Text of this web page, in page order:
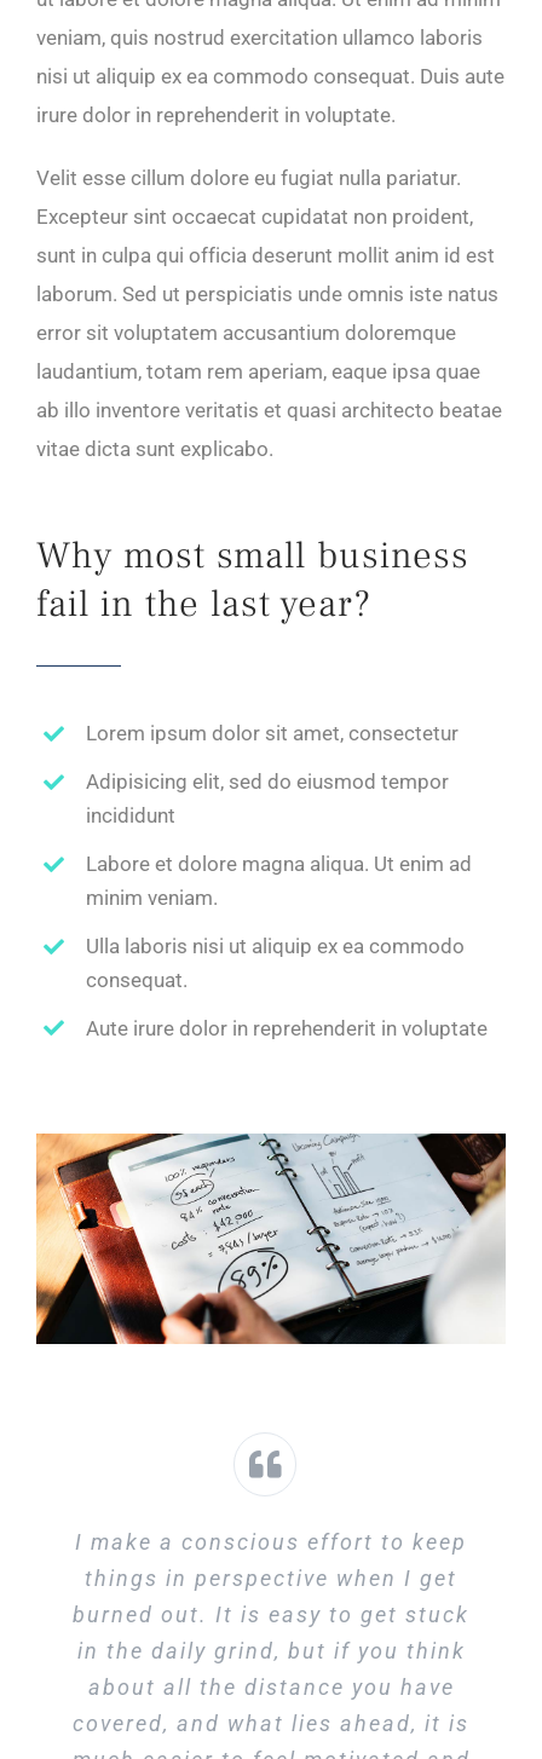
veniam, quis nostrud exercitation ullamco laboris
nisi ut aliquip ex ea commodo consequat. Duis aute
irure dolor in reprehenderit in voluptate.
Velit esse cillum dolore eu fugiat nulla pariatur.
Excepteur sint occaecat cupidatat non proident,
sunt in culpa qui officia deserunt mollit anim id est
laborum. Sed ut perspiciatis unde omnis iste natus
error sit voluptatem accusantium doloremque
laudantium, totam rem aperiam, eaque ipsa quae
ab illo inventore veritatis et quasi architecto beatae
vitae dicta sunt explicabo.
Why most small business
fail in the last year?
Lorem ipsum dolor sit amet, consectetur
Adipisicing elit, sed do eiusmod tempor
incididunt
Labore et dolore magna aliqua. Ut enim ad
minim veniam.
Ulla laboris nisi ut aliquip ex ea commodo
consequat.
Aute irure dolor in reprehenderit in voluptate
I make a conscious effort to keep
things in perspective when I get
burned out. It is easy to get stuck
in the daily grind, but if you think
about all the distance you have
covered, and what lies ahead, it is